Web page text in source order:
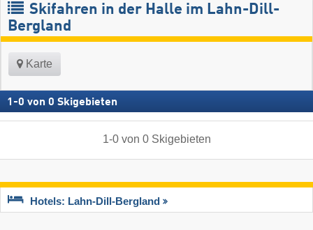
Skifahren in der Halle im Lahn-Dill-
Bergland
Karte
1 -0 von 0 Skigebieten
1-0von 0 Skigebieten
Hotels: Lahn-Dill-Bergland